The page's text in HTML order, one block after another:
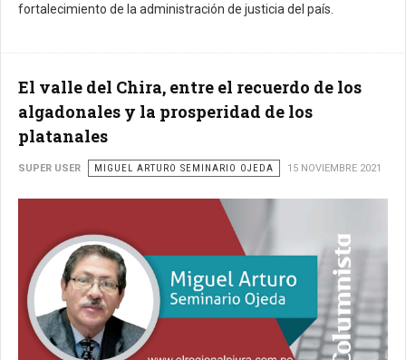
fortalecimiento de la administración de justicia del país.
El valle del Chira, entre el recuerdo de los
algadonales y la prosperidad de los
platanales
SUPER USER MIGUEL ARTURO SEMINARIO OJEDA 15 NOVIEMBRE 2021